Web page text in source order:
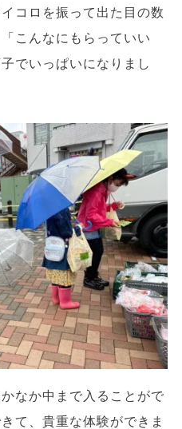
コロを振って出た目の数
こんなにもらっていい
でいっぱいになりまし
なか中まで入ることがで
て、貴重な体験ができま